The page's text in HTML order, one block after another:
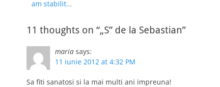
[nu-mi amintesc
sigur că…
articole
post:
am stabilit…
11 thoughts on “„S” de la Sebastian”
maria says:
11 iunie 2012 at 4:32 PM
Sa fiti sanatosi si la mai multi ani impreuna!